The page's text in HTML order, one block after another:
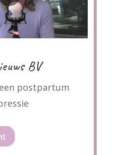
BV
postpartum